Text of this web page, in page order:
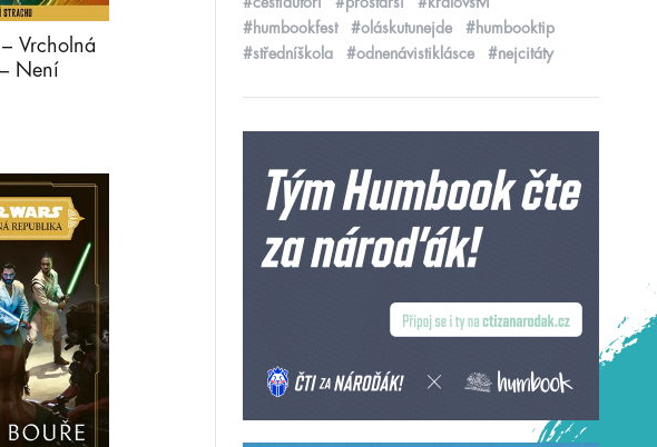
Vrcholná
Není
#humbookfest
#oláskutunejde
#humbooktip
#středníškola
#odnenávistiklásce #nejcitáty